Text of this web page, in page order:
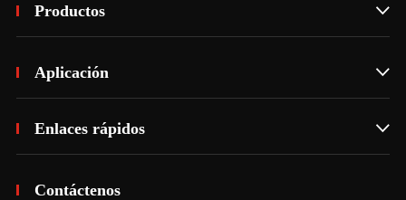
Productos 
Aplicación 
Enlaces rápidos 
Contáctenos